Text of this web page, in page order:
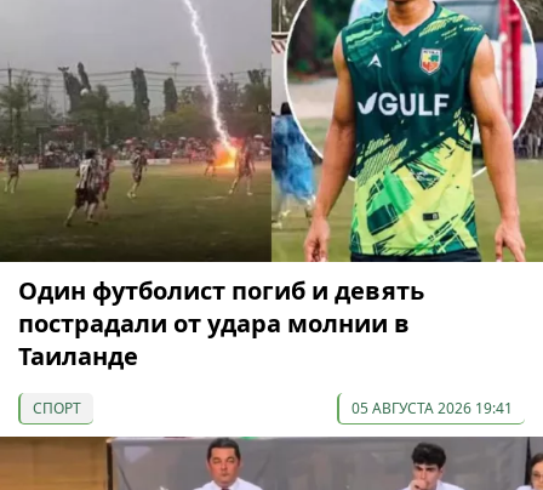
Один футболист погиб и девять
пострадали от удара молнии в
Таиланде
СПОРТ 05 АВГУСТА 2026 19:41